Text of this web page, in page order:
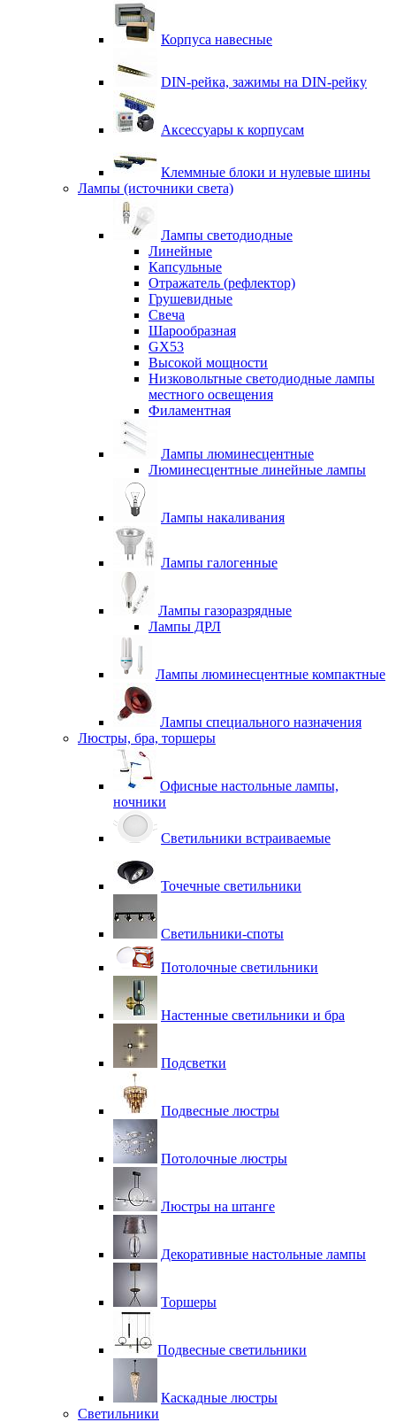
Корпуса навесные
DIN-рейка, зажимы на DIN-рейку
Аксессуары к корпусам
Клеммные блоки и нулевые шины
Лампы (источники света)
Лампы светодиодные
Линейные
Капсульные
Отражатель (рефлектор)
Грушевидные
Свеча
Шарообразная
GX53
Высокой мощности
Низковольтные светодиодные лампы
местного освещения
Филаментная
Лампы люминесцентные
Люминесцентные линейные лампы
Лампы накаливания
Лампы галогенные
Лампы газоразрядные
Лампы ДРЛ
Лампы люминесцентные компактные
Лампы специального назначения
Люстры, бра, торшеры
Офисные настольные лампы,
ночники
Светильники встраиваемые
Точечные светильники
Светильники-споты
Потолочные светильники
Настенные светильники и бра
Подсветки
Подвесные люстры
Потолочные люстры
Люстры на штанге
Декоративные настольные лампы
Торшеры
Подвесные светильники
Каскадные люстры
Светильники